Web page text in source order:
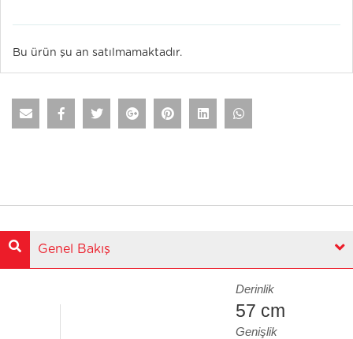
Bu ürün şu an satılmamaktadır.
Genel Bakış
Derinlik
57 cm
Genişlik